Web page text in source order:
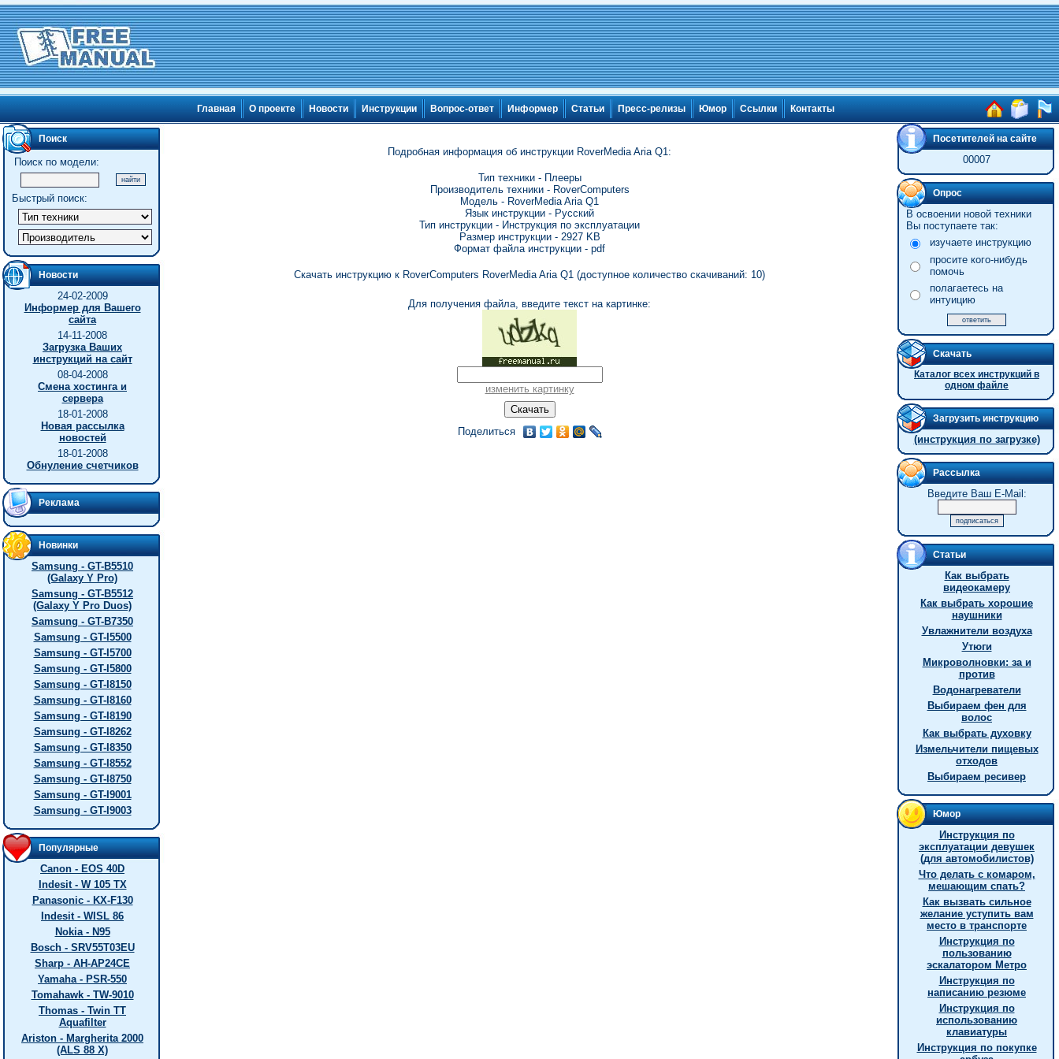
Главная О проекте Новости Инструкции Вопрос-ответ Информер Статьи Пресс-релизы Юмор Ссылки Контакты
Поиск
Поиск по модели:
Быстрый поиск:
Новости
24-02-2009
Информер для Вашего
сайта
14-11-2008
Загрузка Ваших
инструкций на сайт
08-04-2008
Смена хостинга и
сервера
18-01-2008
Новая рассылка
новостей
18-01-2008
Обнуление счетчиков
Реклама
Новинки
Samsung - GT-B5510
(Galaxy Y Pro)
Samsung - GT-B5512
(Galaxy Y Pro Duos)
Samsung - GT-B7350
Samsung - GT-I5500
Samsung - GT-I5700
Samsung - GT-I5800
Samsung - GT-I8150
Samsung - GT-I8160
Samsung - GT-I8190
Samsung - GT-I8262
Samsung - GT-I8350
Samsung - GT-I8552
Samsung - GT-I8750
Samsung - GT-I9001
Samsung - GT-I9003
Популярные
Canon - EOS 40D
Indesit - W 105 TX
Panasonic - KX-F130
Indesit - WISL 86
Nokia - N95
Bosch - SRV55T03EU
Sharp - AH-AP24CE
Yamaha - PSR-550
Tomahawk - TW-9010
Thomas - Twin TT
Aquafilter
Ariston - Margherita 2000
(ALS 88 X)
Подробная информация об инструкции RoverMedia Aria Q1:
Тип техники - Плееры
Производитель техники - RoverComputers
Модель - RoverMedia Aria Q1
Язык инструкции - Русский
Тип инструкции - Инструкция по эксплуатации
Размер инструкции - 2927 KB
Формат файла инструкции - pdf
Скачать инструкцию к RoverComputers RoverMedia Aria Q1 (доступное количество скачиваний: 10)
Для получения файла, введите текст на картинке:
изменить картинку
Поделиться
Посетителей на сайте
00007
Опрос
В освоении новой техники
Вы поступаете так:
изучаете инструкцию
просите кого-нибудь
помочь
полагаетесь на
интуицию
Скачать
Каталог всех инструкций в
одном файле
Загрузить инструкцию
(инструкция по загрузке)
Рассылка
Введите Ваш E-Mail:
Статьи
Как выбрать
видеокамеру
Как выбрать хорошие
наушники
Увлажнители воздуха
Утюги
Микроволновки: за и
против
Водонагреватели
Выбираем фен для
волос
Как выбрать духовку
Измельчители пищевых
отходов
Выбираем ресивер
Юмор
Инструкция по
эксплуатации девушек
(для автомобилистов)
Что делать с комаром,
мешающим спать?
Как вызвать сильное
желание уступить вам
место в транспорте
Инструкция по
пользованию
эскалатором Метро
Инструкция по
написанию резюме
Инструкция по
использованию
клавиатуры
Инструкция по покупке